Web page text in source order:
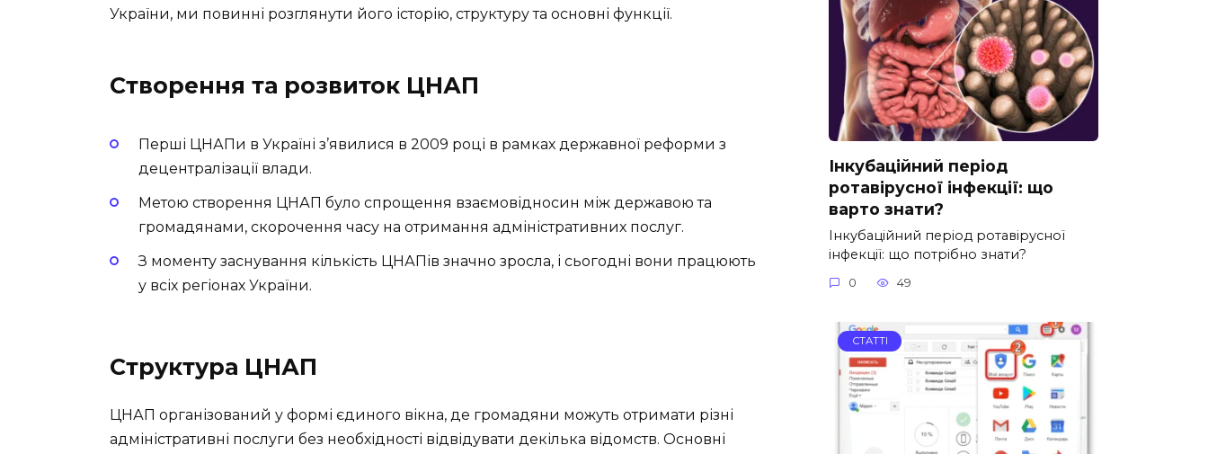
України, ми повинні розглянути його історію, структуру та основні функції.
Створення та розвиток ЦНАП
Перші ЦНАПи в Україні з’явилися в 2009 році в рамках державної реформи з
децентралізації влади.
Метою створення ЦНАП було спрощення взаємовідносин між державою та
громадянами, скорочення часу на отримання адміністративних послуг.
З моменту заснування кількість ЦНАПів значно зросла, і сьогодні вони працюють
у всіх регіонах України.
Структура ЦНАП
ЦНАП організований у формі єдиного вікна, де громадяни можуть отримати різні
адміністративні послуги без необхідності відвідувати декілька відомств. Основні
Інкубаційний період
ротавірусної інфекції: що
варто знати?
Інкубаційний період ротавірусної
інфекції: що потрібно знати?
0 49
СТАТТІ